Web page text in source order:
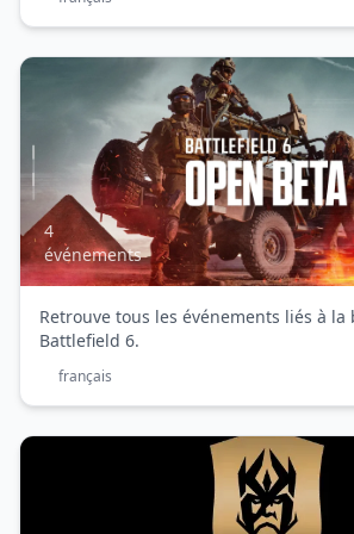
Battlefield
-
Bêta
4
événements
Retrouve tous les événements liés à la
Battlefield 6.
français